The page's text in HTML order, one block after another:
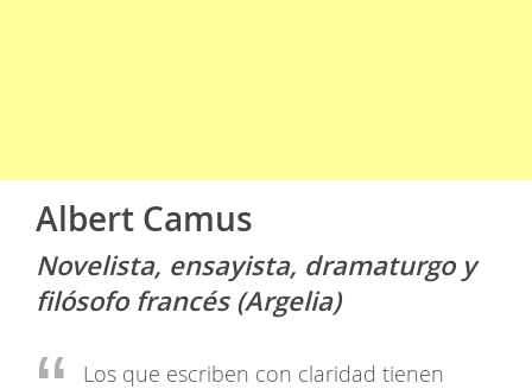
Albert Camus
Novelista, ensayista, dramaturgo y
filósofo francés (Argelia)
Los que escriben con claridad tienen